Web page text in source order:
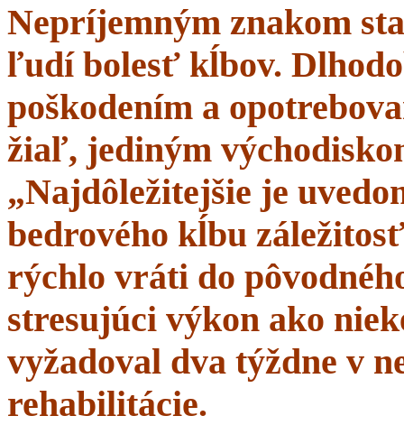
Nepríjemným znakom
ľudí bolesť kĺbov.
poškodením a
žiaľ, jediným
„Najdôležitejšie je
bedrového kĺbu
rýchlo vráti do
stresujúci výkon ako
vyžadoval dva týždne v
rehabilitácie.